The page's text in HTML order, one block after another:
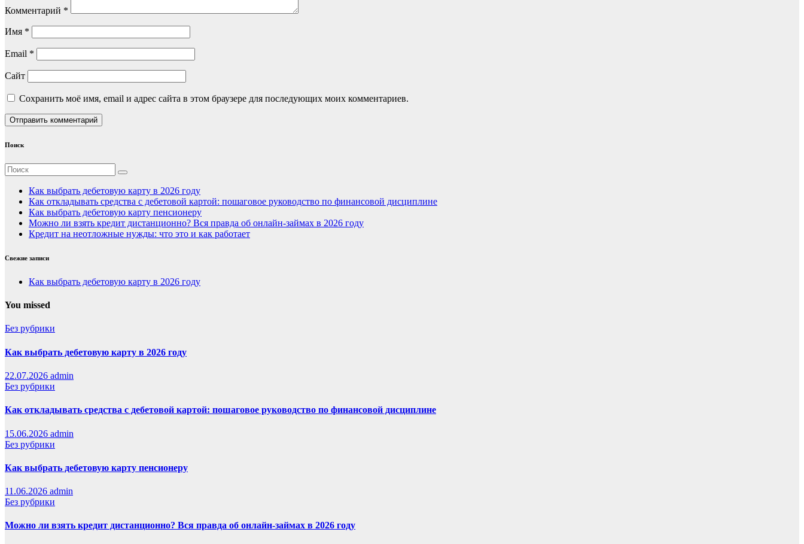
Комментарий *
Имя *
Email *
Сайт
Сохранить моё имя, email и адрес сайта в этом браузере для последующих моих комментариев.
Поиск
Как выбрать дебетовую карту в 2026 году
Как откладывать средства с дебетовой картой: пошаговое руководство по финансовой дисциплине
Как выбрать дебетовую карту пенсионеру
Можно ли взять кредит дистанционно? Вся правда об онлайн-займах в 2026 году
Кредит на неотложные нужды: что это и как работает
Свежие записи
Как выбрать дебетовую карту в 2026 году
You missed
Без рубрики
Как выбрать дебетовую карту в 2026 году
22.07.2026 admin
Без рубрики
Как откладывать средства с дебетовой картой: пошаговое руководство по финансовой дисциплине
15.06.2026 admin
Без рубрики
Как выбрать дебетовую карту пенсионеру
11.06.2026 admin
Без рубрики
Можно ли взять кредит дистанционно? Вся правда об онлайн-займах в 2026 году